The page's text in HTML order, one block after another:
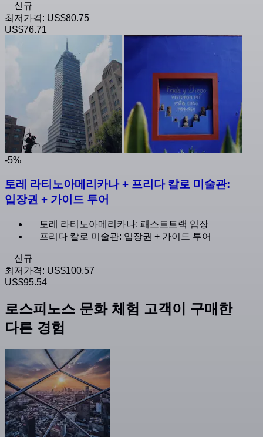
신규
최저가격: US$80.75
US$76.71
-5%
토레 라티노아메리카나 + 프리다 칼로 미술관:
입장권 + 가이드 투어
토레 라티노아메리카나: 패스트트랙 입장
프리다 칼로 미술관: 입장권 + 가이드 투어
신규
최저가격: US$100.57
US$95.54
로스피노스 문화 체험 고객이 구매한
다른 경험